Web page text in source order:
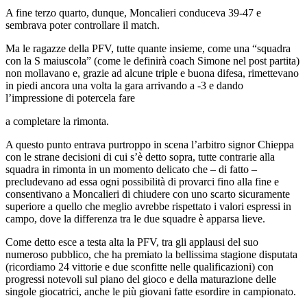
A fine terzo quarto, dunque, Moncalieri conduceva 39-47 e
sembrava poter controllare il match.
Ma le ragazze della PFV, tutte quante insieme, come una “squadra
con la S maiuscola” (come le definirà coach Simone nel post partita)
non mollavano e, grazie ad alcune triple e buona difesa, rimettevano
in piedi ancora una volta la gara arrivando a -3 e dando
l’impressione di potercela fare
a completare la rimonta.
A questo punto entrava purtroppo in scena l’arbitro signor Chieppa
con le strane decisioni di cui s’è detto sopra, tutte contrarie alla
squadra in rimonta in un momento delicato che – di fatto –
precludevano ad essa ogni possibilità di provarci fino alla fine e
consentivano a Moncalieri di chiudere con uno scarto sicuramente
superiore a quello che meglio avrebbe rispettato i valori espressi in
campo, dove la differenza tra le due squadre è apparsa lieve.
Come detto esce a testa alta la PFV, tra gli applausi del suo
numeroso pubblico, che ha premiato la bellissima stagione disputata
(ricordiamo 24 vittorie e due sconfitte nelle qualificazioni) con
progressi notevoli sul piano del gioco e della maturazione delle
singole giocatrici, anche le più giovani fatte esordire in campionato.